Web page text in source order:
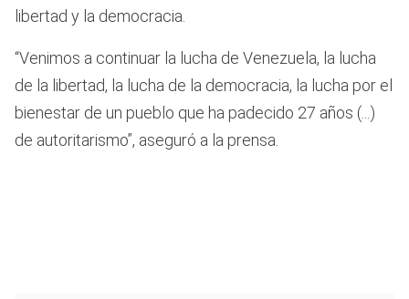
libertad y la democracia.
“Venimos a continuar la lucha de Venezuela, la lucha
de la libertad, la lucha de la democracia, la lucha por el
bienestar de un pueblo que ha padecido 27 años (...)
de autoritarismo”, aseguró a la prensa.